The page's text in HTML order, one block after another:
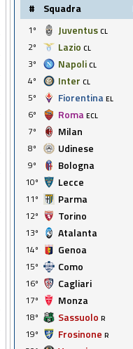
# Squadra
1º Juventus CL
2º
Lazio CL
3º
Napoli CL
4º
Inter CL
5º
Fiorentina EL
6º
Roma ECL
7º
Milan
8º
Udinese
9º
Bologna
10º
Lecce
11º
Parma
12º
Torino
13º
Atalanta
14º
Genoa
15º
Como
16º
Cagliari
17º
Monza
18º
Sassuolo R
19º
Frosinone R